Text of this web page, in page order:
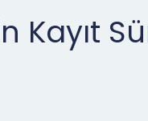
Kayıt